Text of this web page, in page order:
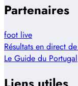
Partenaires
foot live
Résultats en direct
Le Guide du Portugal